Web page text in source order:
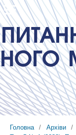
Головна / Архіви
/